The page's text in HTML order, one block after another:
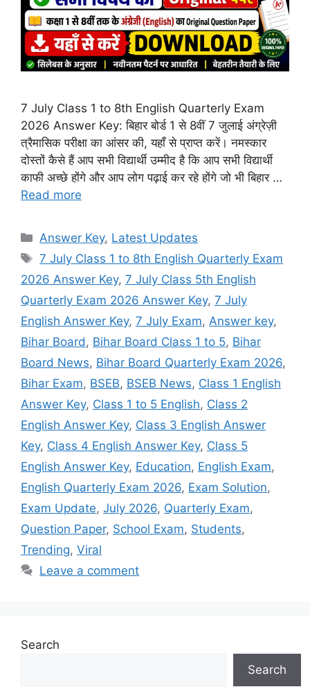
7 July Class 1 to 8th English Quarterly Exam
2026 Answer Key: बिहार बोर्ड 1 से 8वीं 7 जुलाई अंग्रेज़ी
त्रैमासिक परीक्षा का आंसर की, यहाँ से प्राप्त करें। नमस्कार
दोस्तों कैसे हैं आप सभी विद्यार्थी उम्मीद है कि आप सभी विद्यार्थी
काफी अच्छे होंगे और आप लोग पढ़ाई कर रहे होंगे जो भी बिहार …
Read more
Categories
Answer Key, Latest Updates
Tags
7 July Class 1 to 8th English Quarterly Exam
2026 Answer Key, 7 July Class 5th English
Quarterly Exam 2026 Answer Key, 7 July
English Answer Key, 7 July Exam, Answer key,
Bihar Board, Bihar Board Class 1 to 5, Bihar
Board News, Bihar Board Quarterly Exam 2026,
Bihar Exam, BSEB, BSEB News, Class 1 English
Answer Key, Class 1 to 5 English, Class 2
English Answer Key, Class 3 English Answer
Key, Class 4 English Answer Key, Class 5
English Answer Key, Education, English Exam,
English Quarterly Exam 2026, Exam Solution,
Exam Update, July 2026, Quarterly Exam,
Question Paper, School Exam, Students,
Trending, Viral
Leave a comment
Search
Search